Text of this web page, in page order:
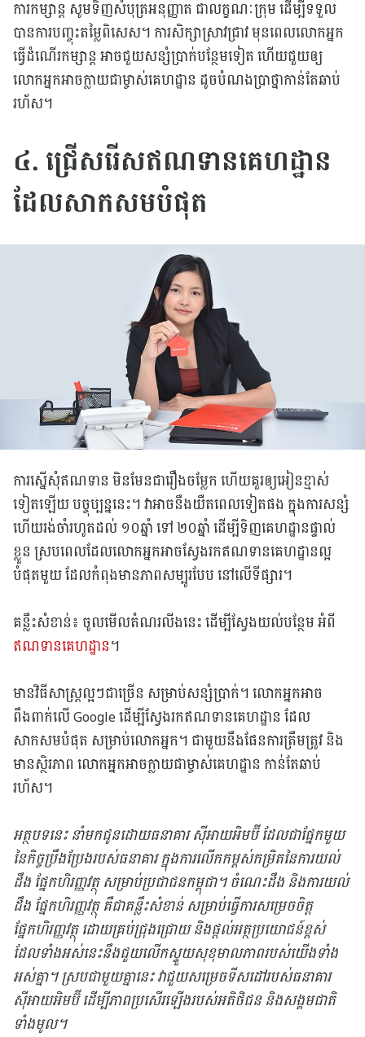
ការកម្សាន្ត សូមទិញសំបុត្រអនុញ្ញាត ជាលក្ខណៈក្រុម ដើម្បីទទួល
បានការបញ្ចុះតម្លៃពិសេស។ ការសិក្សាស្រាវជ្រាវ មុនពេលលោកអ្នក
ធ្វើដំណើរកម្សាន្ត អាចជួយសន្សំប្រាក់បន្ថែមទៀត ហើយជួយឲ្យ
លោកអ្នកអាចក្លាយជាម្ចាស់គេហដ្ឋាន ដូចបំណងប្រាថ្នាកាន់តែឆាប់
រហ័ស។
៤. ជ្រើសរើសឥណទានគេហដ្ឋាន
ដែលសាកសមបំផុត
ការស្នើសុំឥណទាន មិនមែនជារឿងចម្លែក ហើយគួរឲ្យអៀនខ្មាស់
ទៀតឡើយ បច្ចុប្បន្ននេះ។ វាអាចនឹងយឺតពេលទៀតផង ក្នុងការសន្សំ
ហើយរង់ចាំរហូតដល់ ១០ឆ្នាំ ទៅ ២០ឆ្នាំ ដើម្បីទិញគេហដ្ឋានផ្ទាល់
ខ្លួន ស្របពេលដែលលោកអ្នកអាចស្វែងរកឥណទានគេហដ្ឋានល្អ
បំផុតមួយ ដែលកំពុងមានភាពសម្បូរបែប នៅលើទីផ្សារ។
គន្លឹះសំខាន់៖ ចូលមើលតំណរលីងនេះ ដើម្បីស្វែងយល់បន្ថែម អំពី
ឥណទានគេហដ្ឋាន។
មានវិធីសាស្រ្តល្អៗជាច្រើន សម្រាប់សន្សំប្រាក់។ លោកអ្នកអាច
ពឹងពាក់លើ Google ដើម្បីស្វែងរកឥណទានគេហដ្ឋាន ដែល
សាកសមបំផុត សម្រាប់លោកអ្នក។ ជាមួយនឹងផែនការត្រឹមត្រូវ និង
មានស្ថិរភាព លោកអ្នកអាចក្លាយជាម្ចាស់គេហដ្ឋាន កាន់តែឆាប់
រហ័ស។
អត្ថបទនេះ នាំមកជូនដោយធនាគារ ស៊ីអាយអិមប៊ី ដែលជាផ្នែកមួយ
នៃកិច្ចប្រឹងប្រែងរបស់ធនាគារ ក្នុងការលើកកម្ពស់កម្រិតនៃការយល់
ដឹង ផ្នែកហិរញ្ញវត្ថុ សម្រាប់ប្រជាជនកម្ពុជា។ ចំណេះដឹង និងការយល់
ដឹង ផ្នែកហិរញ្ញវត្ថុ គឺជាគន្លឹះសំខាន់ សម្រាប់ធ្វើការសម្រេចចិត្ត
ផ្នែកហិរញ្ញវត្ថុ ដោយគ្រប់ជ្រុងជ្រោយ និងផ្តល់អត្ថប្រយោជន៍ខ្ពស់
ដែលទាំងអស់នេះនឹងជួយលើកស្ទួយសុខុមាលភាពរបស់យើងទាំង
អស់គ្នា។ ស្របជាមួយគ្នានេះ វាជួយសម្រេចទីសដៅរបស់ធនាគារ
ស៊ីអាយអិមប៊ី ដើម្បីភាពប្រសើរឡើងរបស់អតិថិជន និងសង្គមជាតិ
ទាំងមូល។